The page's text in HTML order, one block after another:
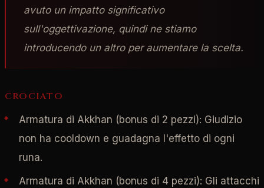
avuto un impatto significativo
sull'oggettivazione, quindi ne stiamo
introducendo un altro per aumentare la scelta.
CROCIATO
Armatura di Akkhan (bonus di 2 pezzi): Giudizio
non ha cooldown e guadagna l'effetto di ogni
runa.
Armatura di Akkhan (bonus di 4 pezzi): Gli attacchi